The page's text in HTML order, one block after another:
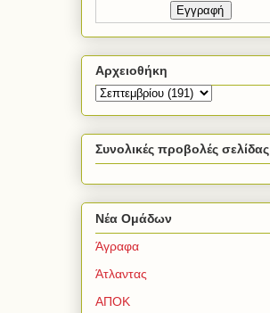
Αρχειοθήκη
Συνολικές προβολές σελίδας
Νέα Ομάδων
Άγραφα
Άτλαντας
ΑΠΟΚ